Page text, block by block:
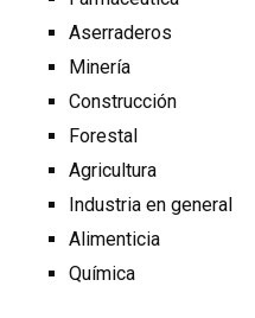
Aserraderos
Minería
Construcción
Forestal
Agricultura
Industria en general
Alimenticia
Química